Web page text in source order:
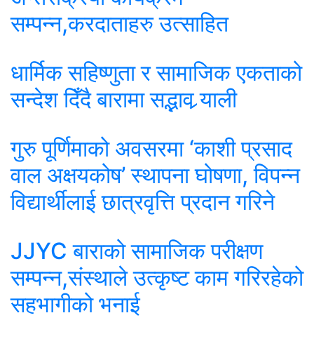
सम्पन्न,करदाताहरु उत्साहित
धार्मिक सहिष्णुता र सामाजिक एकताको
सन्देश दिँदै बारामा सद्भाव र्‍याली
गुरु पूर्णिमाको अवसरमा ‘काशी प्रसाद
वाल अक्षयकोष’ स्थापना घोषणा, विपन्न
विद्यार्थीलाई छात्रवृत्ति प्रदान गरिने
JJYC बाराको सामाजिक परीक्षण
सम्पन्न,संस्थाले उत्कृष्ट काम गरिरहेको
सहभागीको भनाई